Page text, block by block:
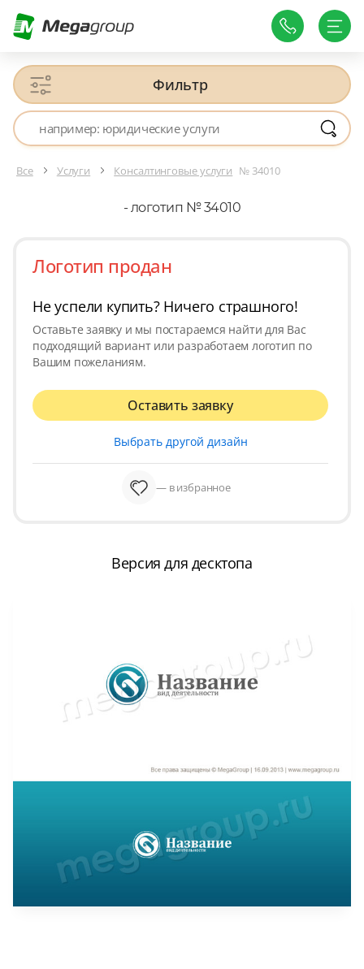
Фильтр
Все Услуги Консалтинговые услуги № 34010
- логотип № 34010
Логотип продан
Не успели купить? Ничего страшного!
Оставьте заявку и мы постараемся найти для Вас
подходящий вариант или разработаем логотип по
Вашим пожеланиям.
Оставить заявку
Выбрать другой дизайн
— в избранное
Версия для десктопа